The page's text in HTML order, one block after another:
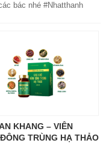
bác nhé #Nhatthanh
#nhatthanhbak
KHANG – VIÊN
TRÙNG HẠ THẢO